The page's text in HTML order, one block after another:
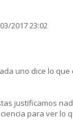
2017 23:02
uno dice lo
justificamos
para ver lo